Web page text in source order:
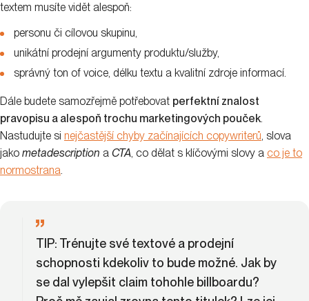
textem musíte vidět alespoň:
personu či cílovou skupinu,
unikátní prodejní argumenty produktu/služby,
správný ton of voice, délku textu a kvalitní zdroje informací.
Dále budete samozřejmě potřebovat perfektní znalost
pravopisu a alespoň trochu marketingových pouček.
Nastudujte si nejčastější chyby začínajících copywriterů, slova
jako metadescription a CTA, co dělat s klíčovými slovy a co je to
normostrana.
TIP: Trénujte své textové a prodejní
schopnosti kdekoliv to bude možné. Jak by
se dal vylepšit claim tohohle billboardu?